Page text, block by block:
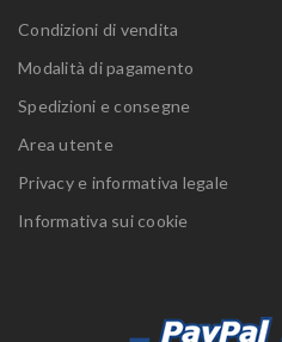
Condizioni di vendita
Modalità di pagamento
Spedizioni e consegne
Area utente
Privacy e informativa legale
Informativa sui cookie